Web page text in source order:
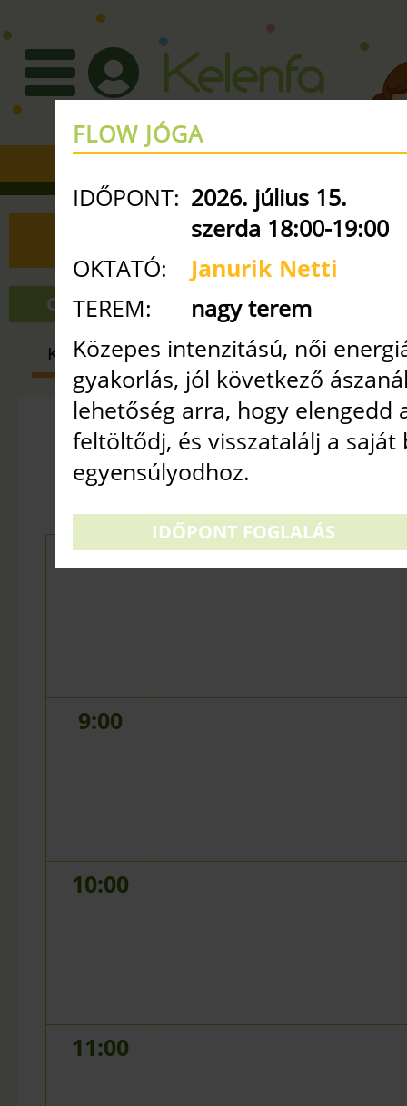
ÓRAREND
ONLINE ÓRÁK NAGY TEREM
KISMAMA BABA-MAMA
NAGY
2026. AUGUSZTUS 6.
8:00
9:00
10:00
11:00
FLOW JÓGA
IDŐPONT: 2026. július 15.
szerda 18:00-19:00
OKTATÓ:
Janurik Netti
TEREM:
nagy terem
Közepes intenzitású, női
gyakorlás, jól következő
lehetőség arra, hogy elengedd
feltöltődj, és visszatalálj a saját
egyensúlyodhoz.
IDŐPONT FOGLALÁS